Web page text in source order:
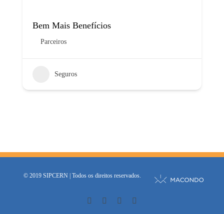
Bem Mais Benefícios
Parceiros
Seguros
© 2019 SIPCERN | Todos os direitos reservados.
InstagramFacebook
Twitter